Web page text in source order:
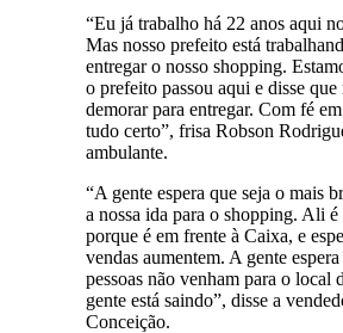
“Eu já trabalho há 22 anos aqui
Mas nosso prefeito está
entregar o nosso shopping.
o prefeito passou aqui e disse que
demorar para entregar. Com fé
tudo certo”, frisa Robson
ambulante.
“A gente espera que seja o mais
a nossa ida para o shopping. Ali
porque é em frente à Caixa, e
vendas aumentem. A gente espera
pessoas não venham para o local
gente está saindo”, disse a
Conceição.